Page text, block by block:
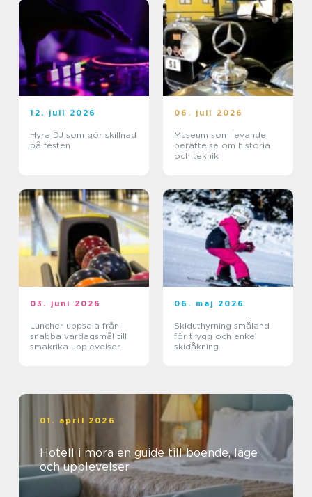
12. juli 2026
Hyra DJ som gör skillnad
på festen
06. juli 2026
Museum som levande
berättelse om historia
och teknik
03. juni 2026
Luncher uppsala från
snabba vardagsmål till
smakrika upplevelser
06. maj 2026
Skiduthyrning småland
för trygg och enkel
skidåkning
01. april 2026
Hotell i mora en guide till boende, läge
och upplevelser